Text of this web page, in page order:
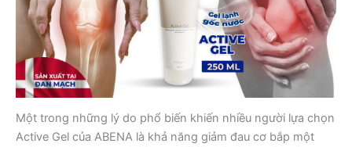
Một trong những lý do phổ biến khiến nhiều người lựa chọn
Active Gel của ABENA là khả năng giảm đau cơ bắp một